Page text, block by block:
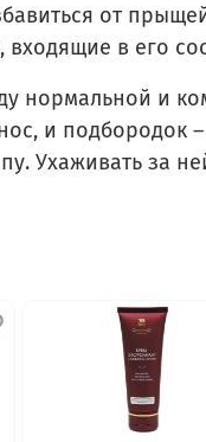
от
в его
нормальной и
и подбородок
Ухаживать за